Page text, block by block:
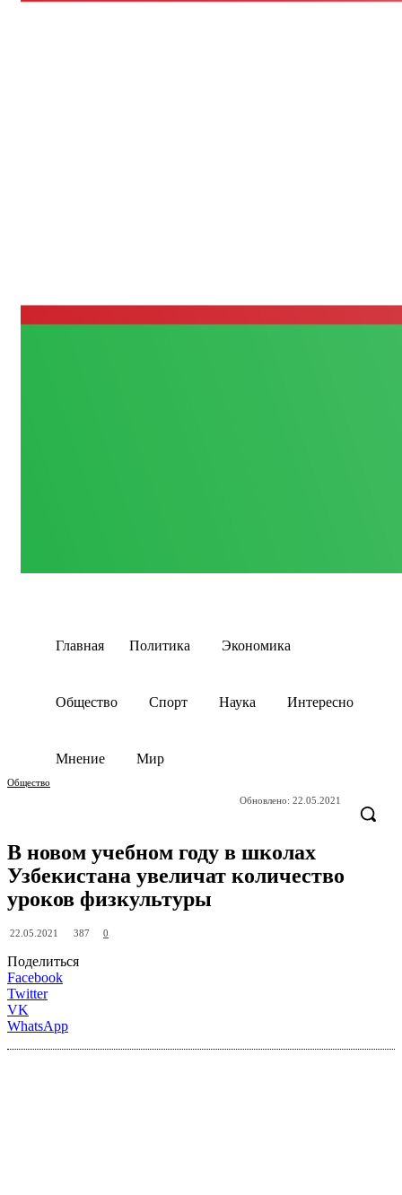
Главная Политика Экономика
Общество Спорт Наука Интересно
Мнение Мир
Общество
Обновлено: 22.05.2021
В новом учебном году в школах
Узбекистана увеличат количество
уроков физкультуры
22.05.2021 387 0
Поделиться
Facebook
Twitter
VK
WhatsApp